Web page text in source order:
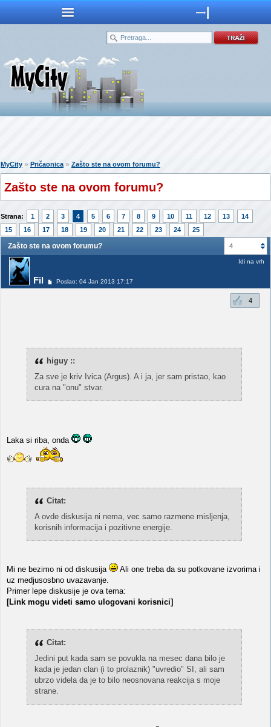
MyCity » Pričaonica» Zašto ste na ovom forumu?
Zašto ste na ovom forumu?
Strana: 1 2 3 4 5 6 7 8 9 10 11 12 13
14
15
16 17 18 19 20 21 22 23 24 25
4
Zašto ste na ovom forumu?
Fil Poslao: 04 Jan 2013 17:17
Idi na vrh
4
higuy ::
Za sve je kriv Ivica (Argus). A i ja, jer sam pristao, kao
cura na "onu" stvar.
Laka si riba, onda
Citat:
A ovde diskusija ni nema, vec samo razmene misljenja,
korisnih informacija i pozitivne energije.
Mi ne bezimo ni od diskusija
Ali one treba da su potkovane izvorima i
uz medjusosbno uvazavanje.
Primer lepe diskusije je ova tema:
[Link mogu videti samo ulogovani korisnici]
Citat:
Jedini put kada sam se povukla na mesec dana bilo je
kada je jedan clan (i to prolaznik) "uvredio" SI, ali sam
ubrzo videla da je to bilo neosnovana reakcija s moje
strane.